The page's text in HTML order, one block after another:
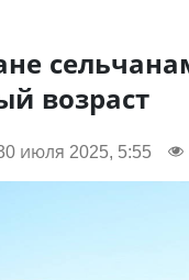
возраст
июля 2025, 5:55